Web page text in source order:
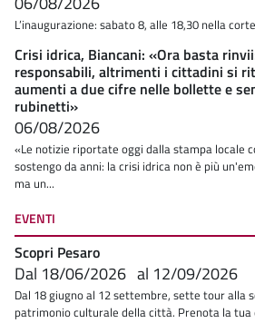
L’inaugurazione: sabato 8, alle 18,30 nella
Crisi idrica, Biancani: «Ora basta
responsabili, altrimenti i cittadini si
aumenti a due cifre nelle bollette e
rubinetti»
06/08/2026
«Le notizie riportate oggi dalla stampa locale
sostengo da anni: la crisi idrica non è più
ma un...
EVENTI
Scopri Pesaro
Dal 18/06/2026 al 12/09/2026
Dal 18 giugno al 12 settembre, sette tour alla
patrimonio culturale della città. Prenota la tua